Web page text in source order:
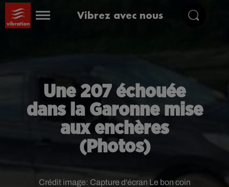
Vibrez avec nous
Une 207 échouée
dans la Garonne mise
aux enchères
(Photos)
Crédit image: Capture d'écran Le bon coin